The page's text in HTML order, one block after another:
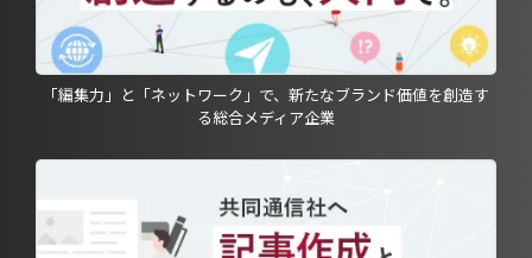
「編集力」と「ネットワーク」で、新たなブランド価値を創造す
る総合メディア企業